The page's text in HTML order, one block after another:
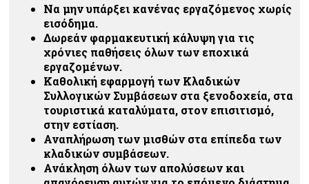
Να μην υπάρξει κανένας εργαζόμενος χωρίς
εισόδημα.
Δωρεάν φαρμακευτική κάλυψη για τις
χρόνιες παθήσεις όλων των εποχικά
εργαζομένων.
Καθολική εφαρμογή των Κλαδικών
Συλλογικών Συμβάσεων στα ξενοδοχεία, στα
τουριστικά καταλύματα, στον επισιτισμό,
στην εστίαση.
Αναπλήρωση των μισθών στα επίπεδα των
κλαδικών συμβάσεων.
Ανάκληση όλων των απολύσεων και